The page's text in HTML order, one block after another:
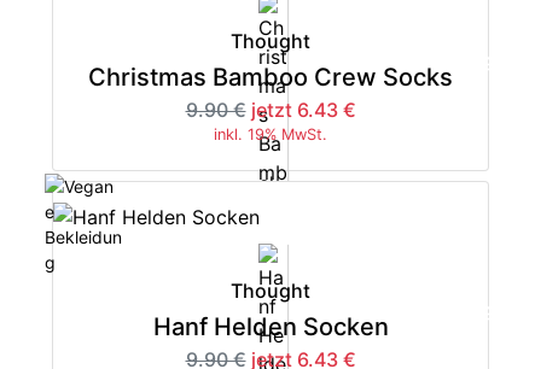
Thought
Christmas Bamboo Crew Socks
9.90 € jetzt 6.43 €
inkl. 19% MwSt.
-35%
Thought
Hanf Helden Socken
9.90 € jetzt 6.43 €
-35%